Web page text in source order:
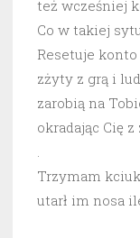
też wcześniej
Co w takiej
Resetuje
zżyty z grą i
zarobią na
okradając Cię z
.
Trzymam
utarł im nosa